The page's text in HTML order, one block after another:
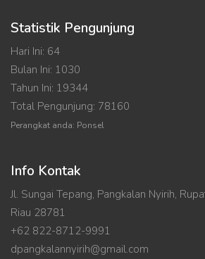
Statistik Pengunjung
Hari Ini: 64
Bulan Ini: 1030
Tahun Ini: 19344
Total Pengunjung: 78160
Perangkat anda: Ponsel
Info Kontak
Jl. Sungai Tepang, Pangkalan Nyirih,
Riau 28781
+62 822-8712-9991
dpangkalannyirih@gmail.com